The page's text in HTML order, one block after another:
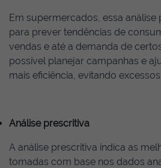
Em supermercados, essa análise
para prever tendências de
vendas e até a demanda de
possível planejar campanhas e
mais eficiência, evitando
Análise prescritiva
A análise prescritiva indica as
tomadas com base nos dados